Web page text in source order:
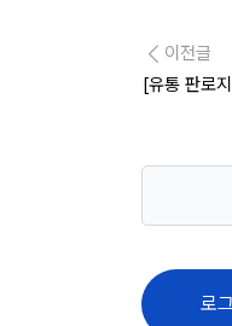
이전글
[유통 판로
로